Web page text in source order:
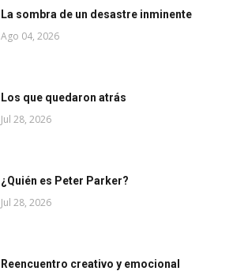
La sombra de un desastre inminente
Ago 04, 2026
Los que quedaron atrás
Jul 28, 2026
¿Quién es Peter Parker?
Jul 28, 2026
Reencuentro creativo y emocional